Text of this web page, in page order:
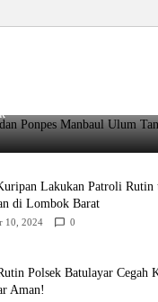
Ponpes Manbaul Ulum
Lakukan Patroli Rutin
di Lombok Barat
10, 2024 0
Polsek Batulayar Cegah
Aman!